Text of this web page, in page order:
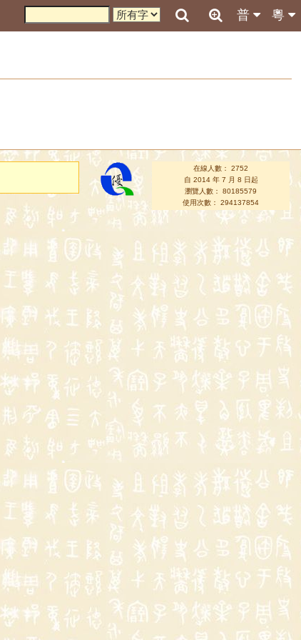
粵
普
在線人數： 2752
自 2014 年 7 月 8 日起
瀏覽人數： 80185579
使用次數： 294137854